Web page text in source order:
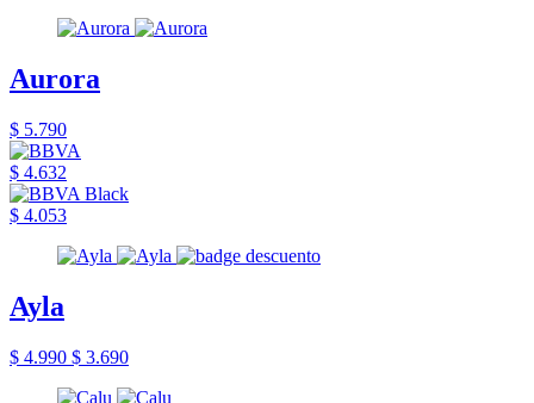
Aurora
$ 5.790
$ 4.632
$ 4.053
Ayla
$ 4.990 $ 3.690